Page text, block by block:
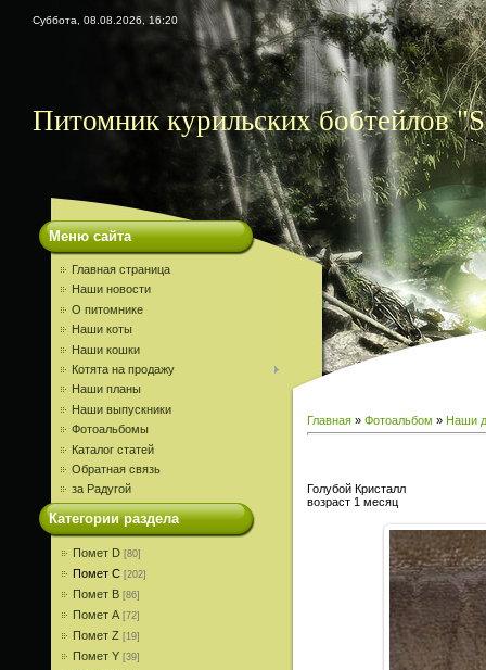
Суббота, 08.08.2026, 16:20
Питомник курильских бобтейлов
Меню сайта
Главная страница
Наши новости
О питомнике
Наши коты
Наши кошки
Котята на продажу
Наши планы
Наши выпускники
Фотоальбомы
Каталог статей
Обратная связь
за Радугой
Категории раздела
Помет D [80]
Помет С [202]
Помет В [86]
Помет A [72]
Помет Z [19]
Помет Y [39]
Главная » Фотоальбом » Наши
Голубой Кристалл
возраст 1 месяц